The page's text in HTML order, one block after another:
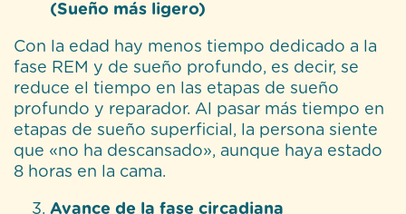
(Sueño más ligero)
Con la edad hay menos tiempo dedicado a la
fase REM y de sueño profundo, es decir, se
reduce el tiempo en las etapas de sueño
profundo y reparador. Al pasar más tiempo en
etapas de sueño superficial, la persona siente
que «no ha descansado», aunque haya estado
8 horas en la cama.
Avance de la fase circadiana